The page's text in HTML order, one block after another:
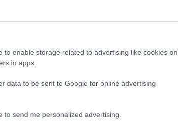
to enable storage related to advertising like cookies on
in apps.
data to be sent to Google for online advertising
to send me personalized advertising.